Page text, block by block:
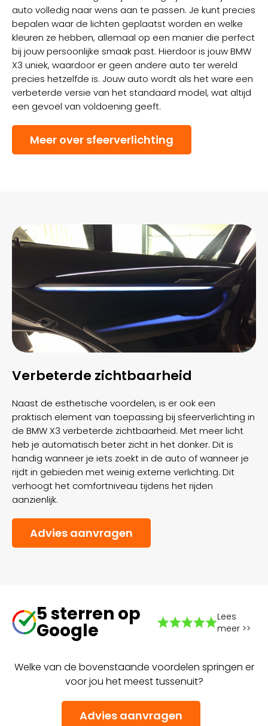
auto volledig naar wens aan te passen. Je kunt precies
bepalen waar de lichten geplaatst worden en welke
kleuren ze hebben, allemaal op een manier die perfect
bij jouw persoonlijke smaak past. Hierdoor is jouw BMW
X3 uniek, waardoor er geen andere auto ter wereld
precies hetzelfde is. Jouw auto wordt als het ware een
verbeterde versie van het standaard model, wat altijd
een gevoel van voldoening geeft.
Meer over sfeerverlichting
Verbeterde zichtbaarheid
Naast de esthetische voordelen, is er ook een
praktisch element van toepassing bij sfeerverlichting in
de BMW X3 verbeterde zichtbaarheid. Met meer licht
heb je automatisch beter zicht in het donker. Dit is
handig wanneer je iets zoekt in de auto of wanneer je
rijdt in gebieden met weinig externe verlichting. Dit
verhoogt het comfortniveau tijdens het rijden
aanzienlijk.
Advies aanvragen
5 sterren op
Google
Lees
meer >>
Welke van de bovenstaande voordelen springen er
voor jou het meest tussenuit?
Advies aanvragen